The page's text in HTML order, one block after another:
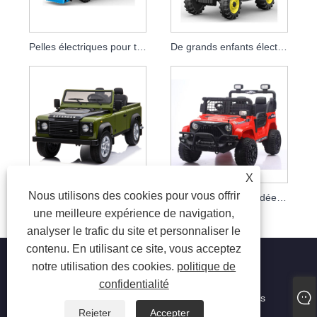
Pelles électriques pour tracteur 12 V pour bébé
Camion électrique 24v pour enfants, avec télécommande, offre spéciale
X
Nous utilisons des cookies pour vous offrir
une meilleure expérience de navigation,
analyser le trafic du site et personnaliser le
contenu. En utilisant ce site, vous acceptez
notre utilisation des cookies. politique de
confidentialité
Rejeter Accepter
Copyright © 2023 Jiaxing Tusi Toys Co., Ltd. Tous droits